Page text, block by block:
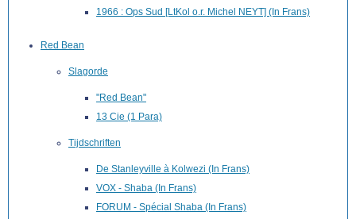
1966 : Ops Sud [LtKol o.r. Michel NEYT] (In Frans)
Red Bean
Slagorde
"Red Bean"
13 Cie (1 Para)
Tijdschriften
De Stanleyville à Kolwezi (In Frans)
VOX - Shaba (In Frans)
FORUM - Spécial Shaba (In Frans)